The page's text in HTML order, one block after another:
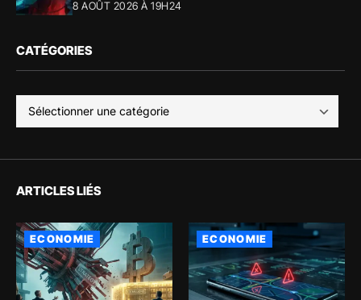
8 AOÛT 2026 À 19H24
CATÉGORIES
ARTICLES LIÉS
ECONOMIE ECONOMIE